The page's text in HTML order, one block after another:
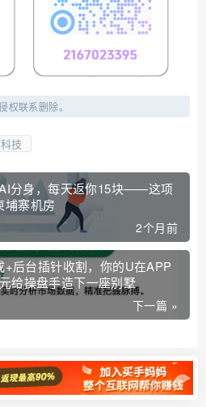
权联系删除。
技
分身，每天返你15块——这项
埔寨机房
2个月前
+后台插针收割，你的U在APP
给操盘手造下一座别墅
下一篇 »